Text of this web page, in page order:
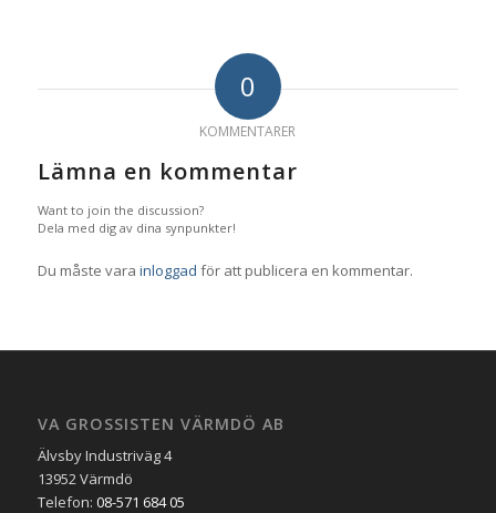
0
KOMMENTARER
Lämna en kommentar
Want to join the discussion?
Dela med dig av dina synpunkter!
Du måste vara inloggad för att publicera en kommentar.
VA GROSSISTEN VÄRMDÖ AB
Älvsby Industriväg 4
13952 Värmdö
Telefon: 08-571 684 05